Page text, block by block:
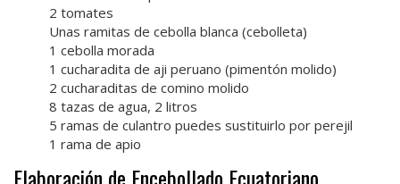
2 tomates
Unas ramitas de cebolla blanca (cebolleta)
1 cebolla morada
1 cucharadita de aji peruano (pimentón molido)
2 cucharaditas de comino molido
8 tazas de agua, 2 litros
5 ramas de culantro puedes sustituirlo por perejil
1 rama de apio